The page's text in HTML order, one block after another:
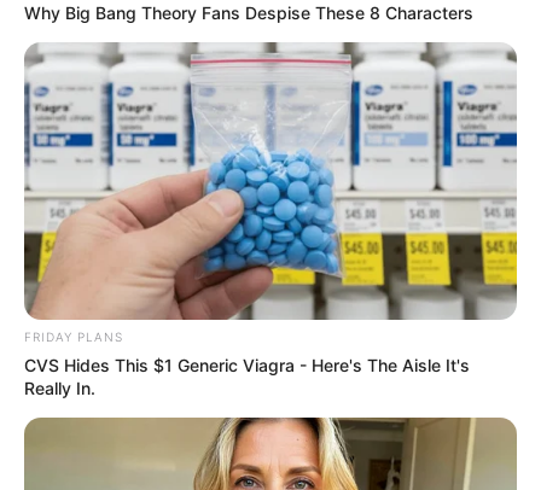
Home/ ดูดวงรายวัน / ดวงรายวัน 16 สิงหาคม 2565
ดูดวงรายวัน|
16 ส.ค. 2022
แบ่งปัน
ดูดวงรายวัน
ประจำวันอังคาร 16 สิงหาคม 2565
คนวันอาทิตย์
Why Big Bang Theory Fans Despise These 8 Characters
FRIDAY PLANS
CVS Hides This $1 Generic Viagra - Here's The Aisle It's
Really In.